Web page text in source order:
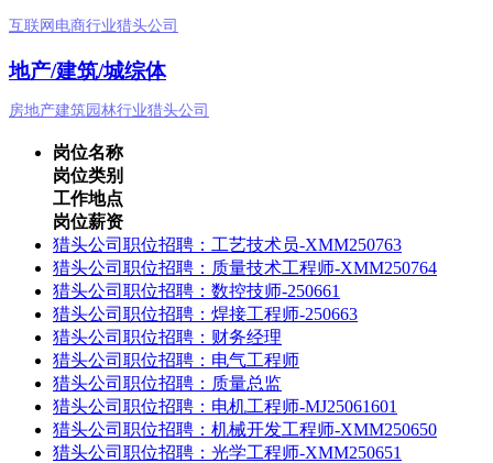
互联网电商行业猎头公司
地产/建筑/城综体
房地产建筑园林行业猎头公司
岗位名称
岗位类别
工作地点
岗位薪资
​猎头公司职位招聘：工艺技术员-XMM250763
猎头公司职位招聘：质量技术工程师-XMM250764
猎头公司职位招聘：数控技师-250661
猎头公司职位招聘：焊接工程师-250663
猎头公司职位招聘：财务经理
​猎头公司职位招聘：电气工程师
猎头公司职位招聘：质量总监
​猎头公司职位招聘：电机工程师-MJ25061601
猎头公司职位招聘：机械开发工程师-XMM250650
猎头公司职位招聘：光学工程师-XMM250651